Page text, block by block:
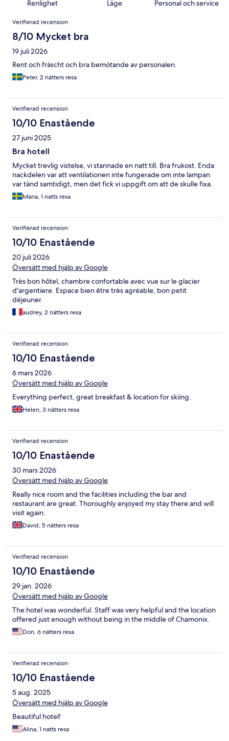
Renlighet Läge Personal och service
Recensioner
Verifierad recension
8/10 Mycket bra
19 juli 2026
Rent och fräscht och bra bemötande av personalen.
Peter, 2 nätters resa
Verifierad recension
10/10 Enastående
27 juni 2025
Bra hotell
Mycket trevlig vistelse, vi stannade en natt till. Bra frukost. Enda
nackdelen var att ventilationen inte fungerade om inte lampan
var tänd samtidigt, men det fick vi uppgift om att de skulle fixa.
Maria, 1 natts resa
Verifierad recension
10/10 Enastående
20 juli 2026
Översätt med hjälp av Google
Très bon hôtel, chambre confortable avec vue sur le glacier
d'argentiere. Espace bien être très agréable, bon petit
déjeuner.
audrey, 2 nätters resa
Verifierad recension
10/10 Enastående
6 mars 2026
Översätt med hjälp av Google
Everything perfect, great breakfast & location for skiing.
Helen, 3 nätters resa
Verifierad recension
10/10 Enastående
30 mars 2026
Översätt med hjälp av Google
Really nice room and the facilities including the bar and
restaurant are great. Thoroughly enjoyed my stay there and will
visit again.
David, 5 nätters resa
Verifierad recension
10/10 Enastående
29 jan. 2026
Översätt med hjälp av Google
The hotel was wonderful. Staff was very helpful and the location
offered just enough without being in the middle of Chamonix.
Don, 6 nätters resa
Verifierad recension
10/10 Enastående
5 aug. 2025
Översätt med hjälp av Google
Beautiful hotel!
Alina, 1 natts resa